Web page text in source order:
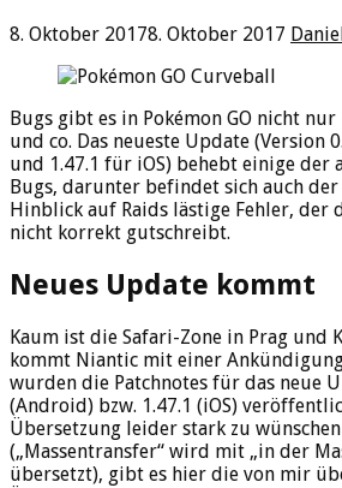
8. Oktober 20178. Oktober 2017
Bugs gibt es in Pokémon GO nicht
und co. Das neueste Update (Version
und 1.47.1 für iOS) behebt einige der
Bugs, darunter befindet sich auch
Hinblick auf Raids lästige Fehler, der
nicht korrekt gutschreibt.
Neues Update kommt
Kaum ist die Safari-Zone in Prag und
kommt Niantic mit einer Ankündigung
wurden die Patchnotes für das neue
(Android) bzw. 1.47.1 (iOS)
Übersetzung leider stark zu
(„Massentransfer“ wird mit „in der
übersetzt), gibt es hier die von mir